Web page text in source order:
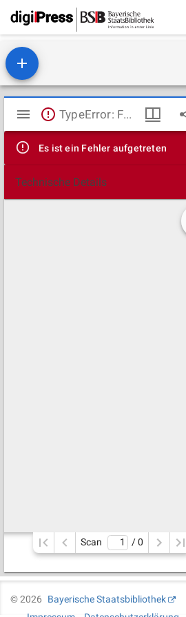
Mirador
Viewer
TypeError: Failed to fetch
Es ist ein Fehler aufgetreten
Technische Details
Scan / 0
©2026
Bayerische Staatsbibliothek